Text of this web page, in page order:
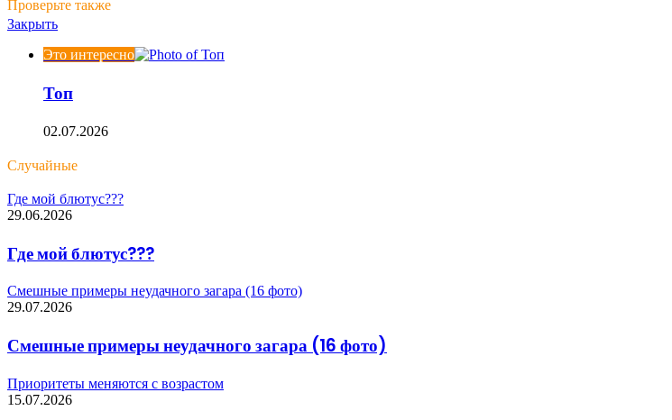
Проверьте также
Закрыть
Это интересно
Топ
02.07.2026
Случайные
Где мой блютус???
29.06.2026
Где мой блютус???
Смешные примеры неудачного загара (16 фото)
29.07.2026
Смешные примеры неудачного загара (16 фото)
Приоритеты меняются с возрастом
15.07.2026